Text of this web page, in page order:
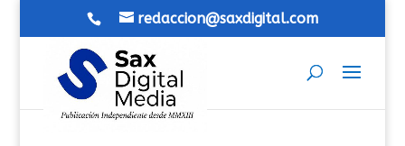
redaccion@saxdigital.com